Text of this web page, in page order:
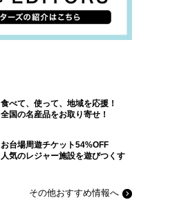
食べて、使って、地域を応援！
全国の名産品をお取り寄せ！
お台場周遊チケット54%OFF
人気のレジャー施設を遊びつくす
その他おすすめ情報へ